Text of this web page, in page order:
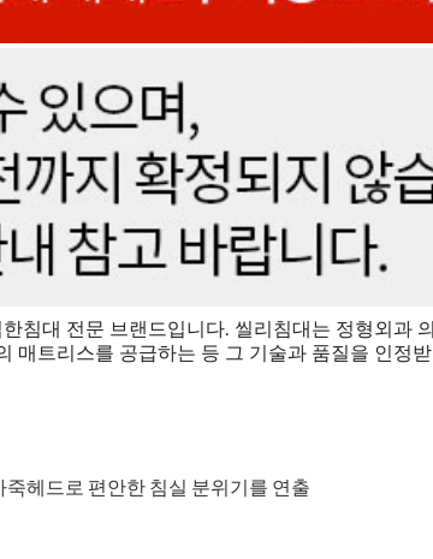
침대 전문 브랜드입니다. 씰리침대는 정형외과
매트리스를 공급하는 등 그 기술과 품질을 인정
헤드로 편안한 침실 분위기를 연출